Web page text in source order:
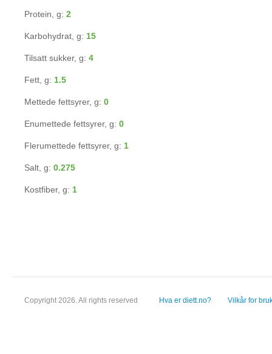
Protein, g: 2
Karbohydrat, g: 15
Tilsatt sukker, g: 4
Fett, g: 1.5
Mettede fettsyrer, g: 0
Enumettede fettsyrer, g: 0
Flerumettede fettsyrer, g: 1
Salt, g: 0.275
Kostfiber, g: 1
Copyright 2026. All rights reserved Hva er diett.no? Vilkår for